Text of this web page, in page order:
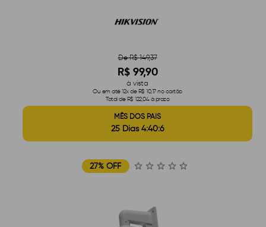
De R$ 149,37
R$ 99,90
à vista
Ou em até 12x de R$ 10,17 no cartão
Total de R$ 122,04 à prazo
MÊS DOS PAIS
25 Dias 4:40:5
27% OFF